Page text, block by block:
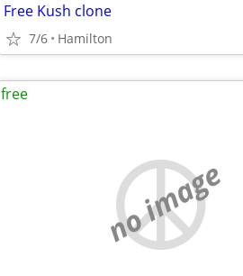
Free Kush clone
7/6 Hamilton
no image
free